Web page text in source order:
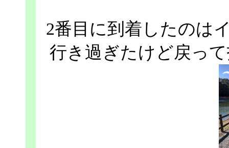
2番目に到着したのは
行き過ぎたけど戻っ